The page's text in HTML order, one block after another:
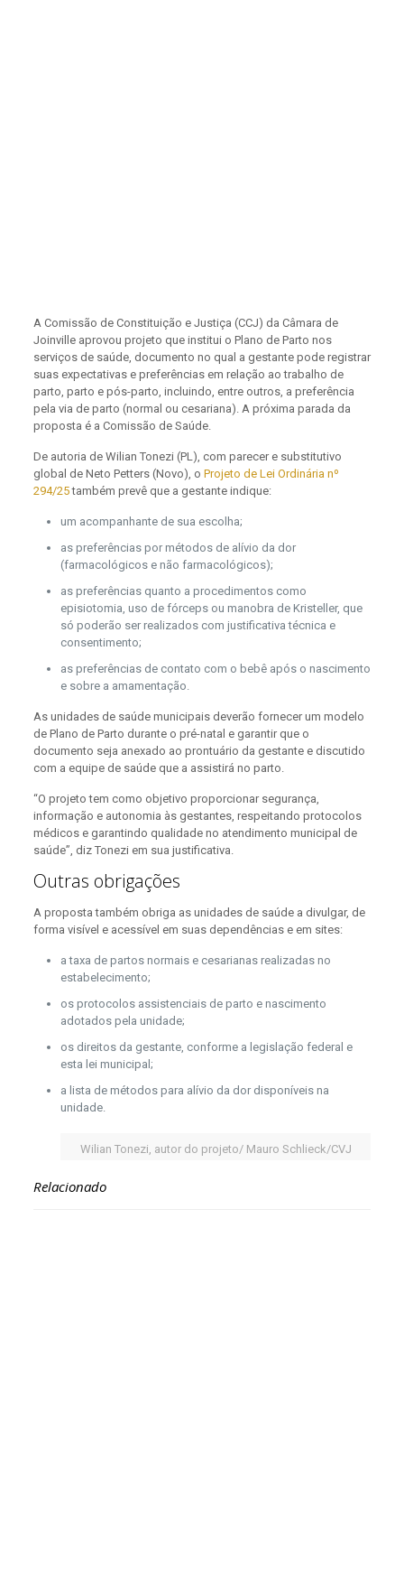
A Comissão de Constituição e Justiça (CCJ) da Câmara de
Joinville aprovou projeto que institui o Plano de Parto nos
serviços de saúde, documento no qual a gestante pode registrar
suas expectativas e preferências em relação ao trabalho de
parto, parto e pós-parto, incluindo, entre outros, a preferência
pela via de parto (normal ou cesariana). A próxima parada da
proposta é a Comissão de Saúde.
De autoria de Wilian Tonezi (PL), com parecer e substitutivo
global de Neto Petters (Novo), o Projeto de Lei Ordinária nº
294/25também prevê que a gestante indique:
um acompanhante de sua escolha;
as preferências por métodos de alívio da dor
(farmacológicos e não farmacológicos);
as preferências quanto a procedimentos como
episiotomia, uso de fórceps ou manobra de Kristeller, que
só poderão ser realizados com justificativa técnica e
consentimento;
as preferências de contato com o bebê após o nascimento
e sobre a amamentação.
As unidades de saúde municipais deverão fornecer um modelo
de Plano de Parto durante o pré-natal e garantir que o
documento seja anexado ao prontuário da gestante e discutido
com a equipe de saúde que a assistirá no parto.
“O projeto tem como objetivo proporcionar segurança,
informação e autonomia às gestantes, respeitando protocolos
médicos e garantindo qualidade no atendimento municipal de
saúde”, diz Tonezi em sua justificativa.
Outras obrigações
A proposta também obriga as unidades de saúde a divulgar, de
forma visível e acessível em suas dependências e em sites:
a taxa de partos normais e cesarianas realizadas no
estabelecimento;
os protocolos assistenciais de parto e nascimento
adotados pela unidade;
os direitos da gestante, conforme a legislação federal e
esta lei municipal;
a lista de métodos para alívio da dor disponíveis na
unidade.
Wilian Tonezi, autor do projeto/ Mauro Schlieck/CVJ
Relacionado